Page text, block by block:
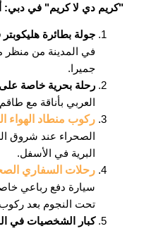
"كريم دي لا كريم" في دبي: أفضل 10 جولات
جولة بطائرة
في المدينة من منظر
جميرا.
رحلة بحرية خاصة
العربي بأناقة مع
ركوب منطاد الهواء
الصحراء عند شروق
البرية في الأسفل.
رحلات السفاري
سيارة دفع رباعي
تحت النجوم بعد ركوب
كبار الشخصيات في